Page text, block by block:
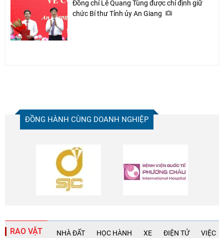
Đồng chí Lê Quang Tùng được chỉ định giữ
chức Bí thư Tỉnh ủy An Giang
ĐỒNG HÀNH CÙNG DOANH NGHIỆP
RAO VẶT NHÀ ĐẤT HỌC HÀNH XE ĐIỆN TỬ VIỆC